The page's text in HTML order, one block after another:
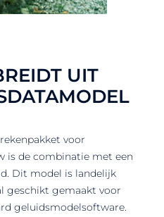
UIT
voor
is de combinatie met een
Dit model is landelijk
geschikt gemaakt voor
geluidsmodelsoftware.